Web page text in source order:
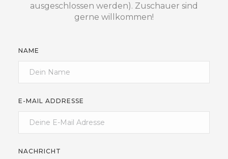
ausgeschlossen werden). Zuschauer sind
gerne willkommen!
NAME
E-MAIL ADDRESSE
NACHRICHT